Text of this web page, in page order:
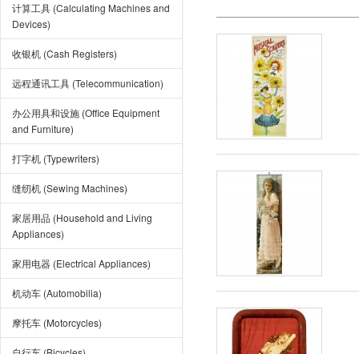
计算工具 (Calculating Machines and
Devices)
收银机 (Cash Registers)
远程通讯工具 (Telecommunication)
办公用具和设施 (Office Equipment
and Furniture)
打字机 (Typewriters)
缝纫机 (Sewing Machines)
家居用品 (Household and Living
Appliances)
家用电器 (Electrical Appliances)
机动车 (Automobilia)
摩托车 (Motorcycles)